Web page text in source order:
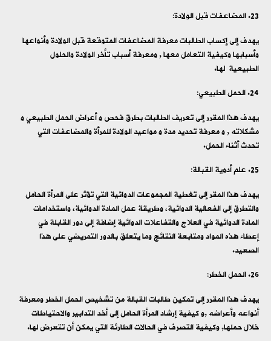
المضاعفات قبل الولادة:
يهدف إلى إكساب الطالبات معرفة المضاعفات المتوقعة قبل الولادة وأنواعها
وأسبابها وكيفية التعامل معها , ومعرفة أسباب تأخر الولادة والحلول
الطبيعية لها.
الحمل الطبيعي:
يهدف هذا المقرر إلى تعريف الطالبات بطرق فحص و أعراض الحمل الطبيعي و
مشكلاته , و معرفة تحديد مدة و مواعيد الولادة للمرأة والمضاعفات التي
تحدث أثناء الحمل.
علم أدوية القبالة:
يهدف هذا المقر إلى تغطية المجموعات الدوائية التي تؤثر على المرأة الحامل
والتطرق إلى الفعالية الدوائية، وطريقة عمل المادة الدوائية، واستخدامات
المادة الدوائية في العلاج والتفاعلات الدوائية إضافة إلى دور القابلة في
إعطاء هذه المواد ومتابعة النتائج وما يتعلق بالدور التمريضي على هذا
الصعيد.
الحمل الخطر:
يهدف هذا المقرر إلى تمكين طالبات القبالة من تشخيص الحمل الخطر ومعرفة
أنواعه وأعراضه ,و كيفية إرشاد المرأة الحامل إلى أخد التدابير والاحتياطات
خلال حملها, وكيفية التصرف في الحالات الطارئة التي يمكن أن تتعرض لها.